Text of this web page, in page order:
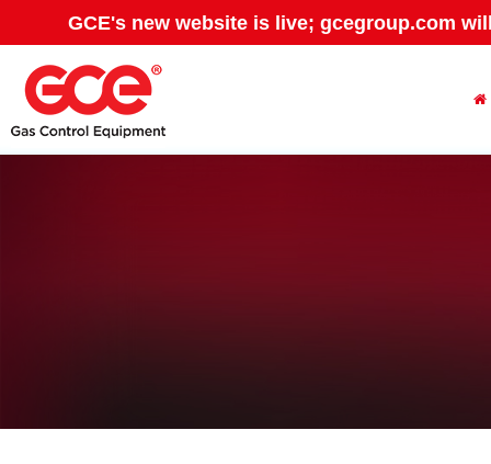
GCE's new website is live; gcegroup.com